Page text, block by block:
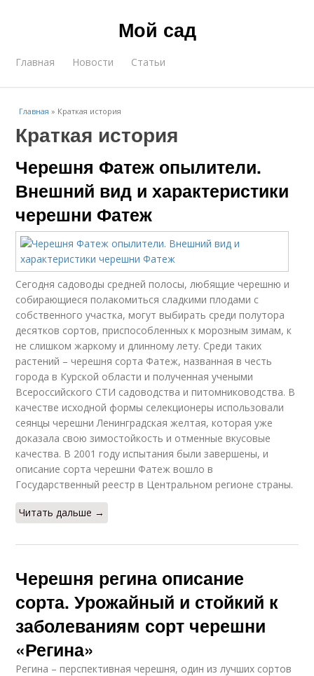
Мой сад
Главная Новости Статьи
Главная » Краткая история
Краткая история
Черешня Фатеж опылители.
Внешний вид и характеристики
черешни Фатеж
Сегодня садоводы средней полосы, любящие черешню и
собирающиеся полакомиться сладкими плодами с
собственного участка, могут выбирать среди полутора
десятков сортов, приспособленных к морозным зимам, к
не слишком жаркому и длинному лету. Среди таких
растений – черешня сорта Фатеж, названная в честь
города в Курской области и полученная учеными
Всероссийского СТИ садоводства и питомниководства. В
качестве исходной формы селекционеры использовали
сеянцы черешни Ленинградская желтая, которая уже
доказала свою зимостойкость и отменные вкусовые
качества. В 2001 году испытания были завершены, и
описание сорта черешни Фатеж вошло в
Государственный реестр в Центральном регионе страны.
Читать дальше →
Черешня регина описание
сорта. Урожайный и стойкий к
заболеваниям сорт черешни
«Регина»
Регина – перспективная черешня, один из лучших сортов